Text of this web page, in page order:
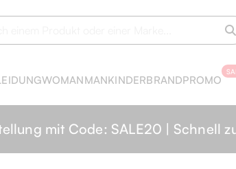
WOMANMANKINDERBRANDPROMO
mit Code: SALE20 | Schnell